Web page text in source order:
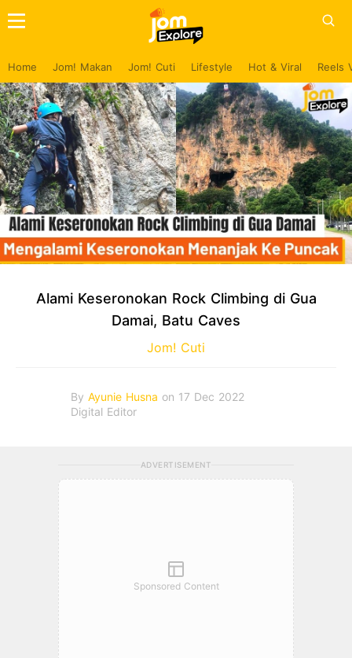
Home Jom! Makan Jom! Cuti Lifestyle Hot & Viral Reels
Alami Keseronokan Rock Climbing di Gua
Damai, Batu Caves
Jom! Cuti
By Ayunie Husna on 17 Dec 2022
Digital Editor
ADVERTISEMENT
Sponsored Content